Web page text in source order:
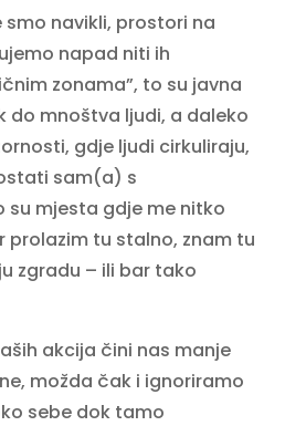
navikli, prostori na
napad niti ih
zonama”, to su javna
do mnoštva ljudi, a daleko
gdje ljudi cirkuliraju,
sam(a) s
su mjesta gdje me nitko
prolazim tu stalno, znam tu
zgradu – ili bar tako
akcija čini nas manje
možda čak i ignoriramo
sebe dok tamo